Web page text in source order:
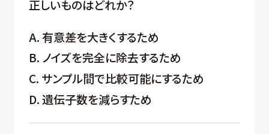
正しいものはどれか？
A. 有意差を大きくするため
B. ノイズを完全に除去するため
C. サンプル間で比較可能にするため
D. 遺伝子数を減らすため